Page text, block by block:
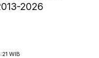
2026
WIB